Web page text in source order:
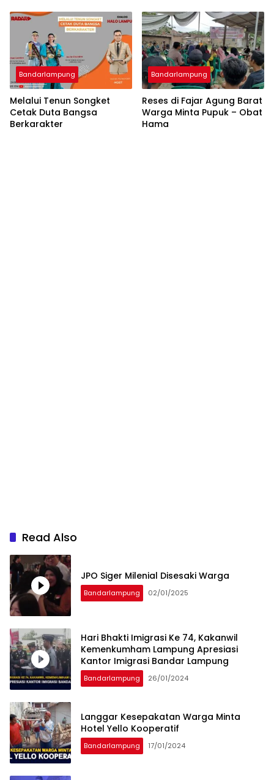
Bandarlampung
Melalui Tenun Songket
Cetak Duta Bangsa
Berkarakter
Bandarlampung
Reses di Fajar Agung Barat
Warga Minta Pupuk – Obat
Hama
Read Also
JPO Siger Milenial Disesaki Warga
Bandarlampung 02/01/2025
Hari Bhakti Imigrasi Ke 74, Kakanwil
Kemenkumham Lampung Apresiasi
Kantor Imigrasi Bandar Lampung
Bandarlampung 26/01/2024
Langgar Kesepakatan Warga Minta
Hotel Yello Kooperatif
Bandarlampung 17/01/2024